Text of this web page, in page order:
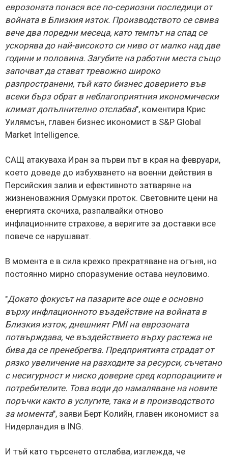
еврозоната понася все по-сериозни последици от
войната в Близкия изток. Производството се свива
вече два поредни месеца, като темпът на спад се
ускорява до най-високото си ниво от малко над две
години и половина. Загубите на работни места също
започват да стават тревожно широко
разпространени, тъй като бизнес доверието във
всеки бърз обрат в неблагоприятния икономически
климат допълнително отслабва", коментира Крис
Уилямсън, главен бизнес икономист в S&P Global
Market Intelligence.
САЩ атакуваха Иран за първи път в края на февруари,
което доведе до избухването на военни действия в
Персийския залив и ефективното затваряне на
жизненоважния Ормузки проток. Световните цени на
енергията скочиха, разпалвайки отново
инфлационните страхове, а веригите за доставки все
повече се нарушават.
В момента е в сила крехко прекратяване на огъня, но
постоянно мирно споразумение остава неуловимo.
"Докато фокусът на пазарите все още е основно
върху инфлационното въздействие на войната в
Близкия изток, днешният PMI на еврозоната
потвърждава, че въздействието върху растежа не
бива да се пренебрегва. Предприятията страдат от
рязко увеличение на разходите за ресурси, съчетано
с несигурност и ниско доверие сред корпорациите и
потребителите. Това води до намаляване на новите
поръчки както в услугите, така и в производството
за момента", заяви Берт Колийн, главен икономист за
Нидерландия в ING.
И тъй като търсенето отслабва, изглежда, че